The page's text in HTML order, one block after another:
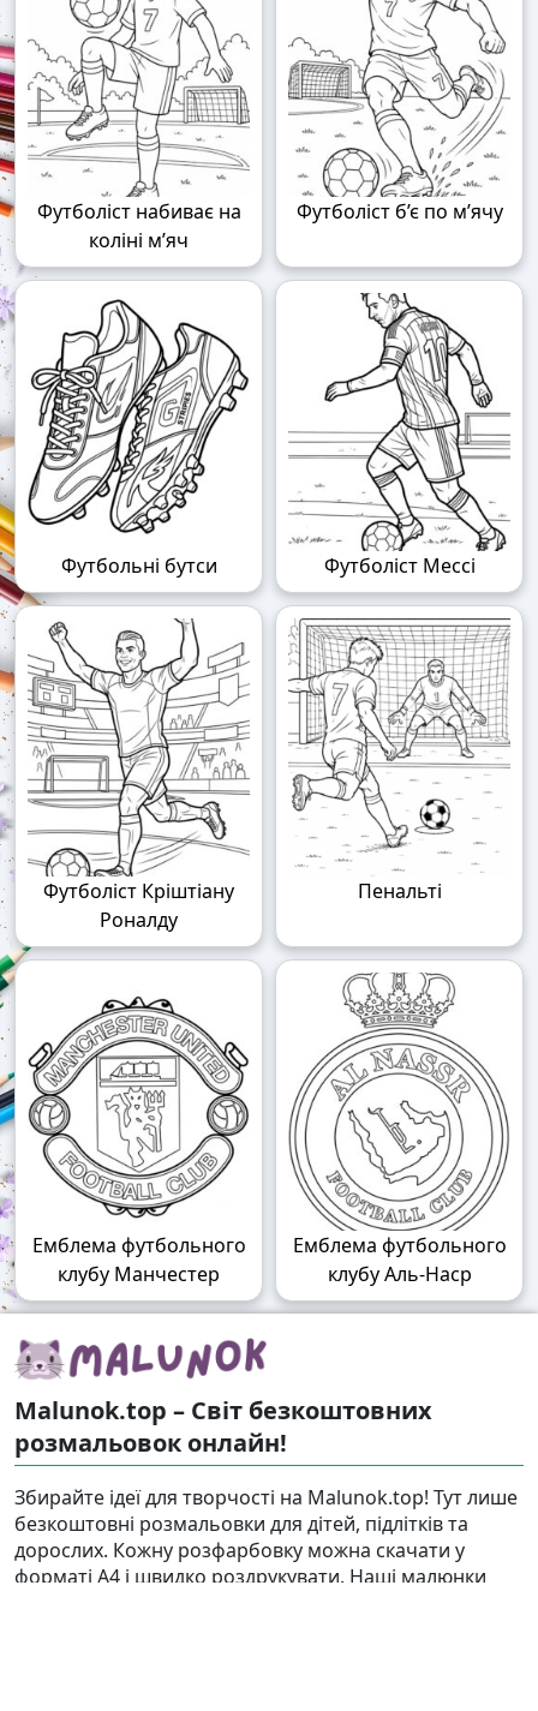
Футболіст набиває на
коліні м’яч
Футболіст б’є по м’ячу
Футбольні бутси Футболіст Мессі
Футболіст Кріштіану
Роналду
Пенальті
Емблема футбольного
клубу Манчестер
Емблема футбольного
клубу Аль-Наср
Malunok.top – Світ безкоштовних
розмальовок онлайн!
Збирайте ідеї для творчості на Malunok.top! Тут лише
безкоштовні розмальовки для дітей, підлітків та
дорослих. Кожну розфарбовку можна скачати у
форматі А4 і швидко роздрукувати. Наші малюнки